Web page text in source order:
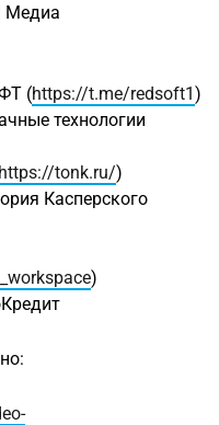
Медиа
(https://t.me/redsoft1)
технологии
https://tonk.ru/)
Касперского
)